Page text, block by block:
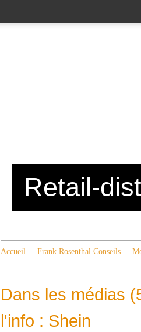
Retail-
Accueil Frank Rosenthal Conseils
Dans les médias
l'info : Shein